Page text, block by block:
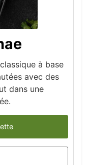
à base
avec des
dans une